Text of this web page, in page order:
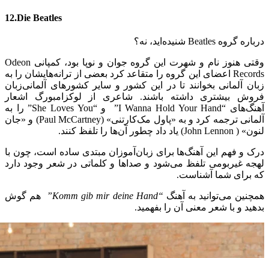
12.Die Beatles
درباره گروه Beatles شنیده‌اید، نه؟
وقتی هنوز نام و شهرت این گروه جوان و نوپا بود، کمپانی Odeon
Records اعضای این گروه را متقاعد کرد بعضی از ترانه‌هایشان را به
زبان آلمانی بخوانند تا در این کشور و سایر کشورهای آلمانی‌زبان
فروش بیشتری داشته باشند. شاعری از لوکزامبورگ اشعار
آهنگ‌های “I Wanna Hold Your Hand” و “She Loves You” را به
آلمانی ترجمه کرد و به «پاول مک‌کارتنی» (Paul McCartney) و «جان
لنون» ( John Lennon) یاد داد چطور آن‌ها را تلفظ کنند.
درک و فهم این آهنگ‌ها برای زبان‌آموزان مبتدی ساده است، چون با
لهجه غیربومی تلفظ می‌شود و صداها و کلماتی در شعر وجود دارد
که برای شما آشناست.
همچنین می‌توانید به آهنگ “Komm gib mir deine Hand”
هم گوش
بدهید و با شعر معنی آن را بفهمید.